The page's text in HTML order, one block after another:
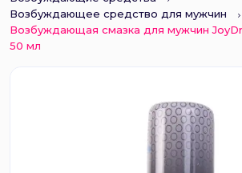
Возбуждающее средство для мужчин
Возбуждающая смазка для мужчин
50 мл